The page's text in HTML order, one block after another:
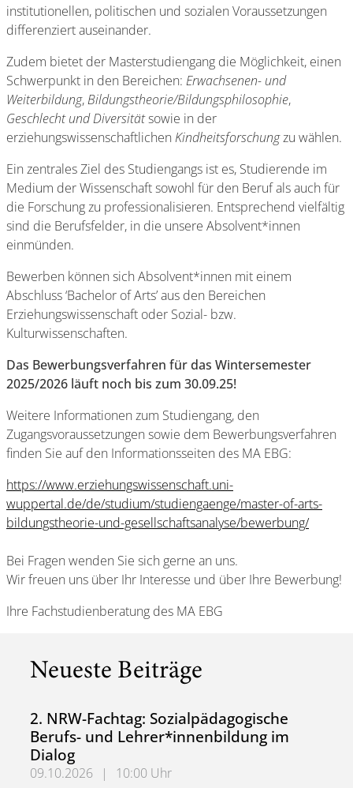
institutionellen, politischen und sozialen Voraussetzungen
differenziert auseinander.
Zudem bietet der Masterstudiengang die Möglichkeit, einen
Schwerpunkt in den Bereichen: Erwachsenen- und
Weiterbildung,Bildungstheorie/Bildungsphilosophie,
Geschlecht und Diversitätsowie in der
erziehungswissenschaftlichen Kindheitsforschungzu wählen.
Ein zentrales Ziel des Studiengangs ist es, Studierende im
Medium der Wissenschaft sowohl für den Beruf als auch für
die Forschung zu professionalisieren. Entsprechend vielfältig
sind die Berufsfelder, in die unsere Absolvent*innen
einmünden.
Bewerben können sich Absolvent*innen mit einem
Abschluss ‘Bachelor of Arts’ aus den Bereichen
Erziehungswissenschaft oder Sozial- bzw.
Kulturwissenschaften.
Das Bewerbungsverfahren für das Wintersemester
2025/2026 läuft noch bis zum 30.09.25!
Weitere Informationen zum Studiengang, den
Zugangsvoraussetzungen sowie dem Bewerbungsverfahren
finden Sie auf den Informationsseiten des MA EBG:
https://www.erziehungswissenschaft.uni-
wuppertal.de/de/studium/studiengaenge/master-of-arts-
bildungstheorie-und-gesellschaftsanalyse/bewerbung/
Bei Fragen wenden Sie sich gerne an uns.
Wir freuen uns über Ihr Interesse und über Ihre Bewerbung!
Ihre Fachstudienberatung des MA EBG
Neueste Beiträge
2. NRW-Fachtag: Sozialpädagogische
Berufs- und Lehrer*innenbildung im
Dialog
09.10.2026 |
10:00 Uhr